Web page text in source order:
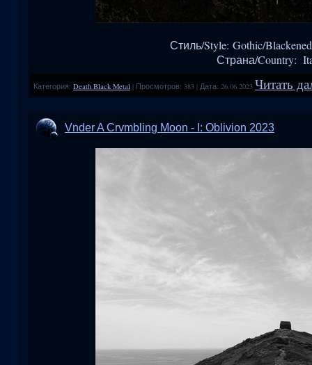
Стиль/Style: Gothic/
Страна/Country:
Категория: Death Black Metal | Просмотров: 383 | Дата: 26.06.2023 Читать
Vnder A Crvmbling Moon - I: Oblivion 2023